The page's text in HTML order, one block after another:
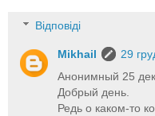
Відповіді
Mikhail
29
Анонимный 25
Добрый день.
Редь о каком-то